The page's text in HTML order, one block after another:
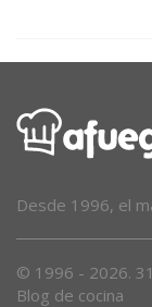
Desde 1996, el
© 1996 - 2026.
Blog de cocina